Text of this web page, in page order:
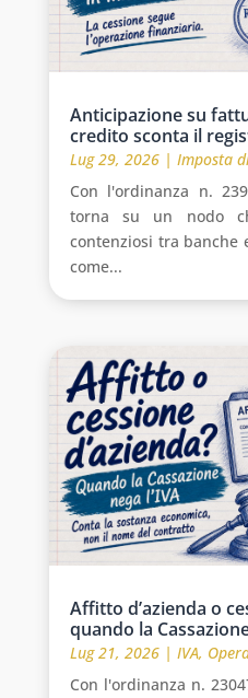
Anticipazione su
credito sconta il
Lug 29, 2026| Imposta
Con l'ordinanza n.
torna su un nodo
contenziosi tra banche
come...
Affitto d’azienda o
quando la
Lug 21, 2026| IVA,
Con l'ordinanza n.